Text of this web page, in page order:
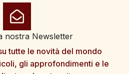
nostra Newsletter
tutte le novità del mondo
gli approfondimenti e le